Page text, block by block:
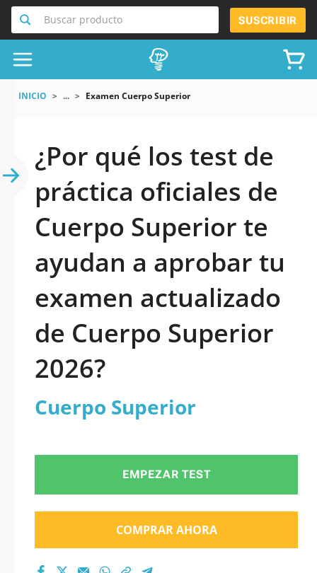
Buscar producto SUSCRIBIR
INICIO ... Examen Cuerpo Superior
¿Por qué los test de
práctica oficiales de
Cuerpo Superior te
ayudan a aprobar tu
examen actualizado
de Cuerpo Superior
2026?
Cuerpo Superior
EMPEZAR TEST
COMPRAR AHORA